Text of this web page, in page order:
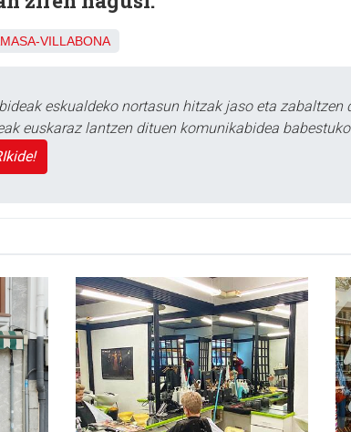
VILLABONA
eskualdeko nortasun hitzak jaso eta zabaltzen
euskaraz lantzen dituen komunikabidea babestuko